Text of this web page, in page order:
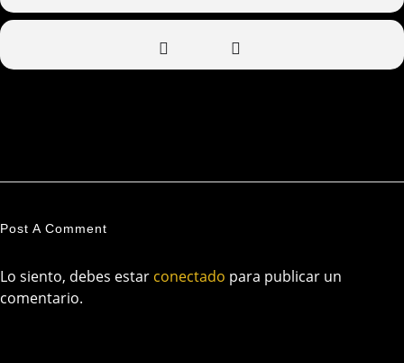
Post A Comment
Lo siento, debes estar conectado para publicar un
comentario.